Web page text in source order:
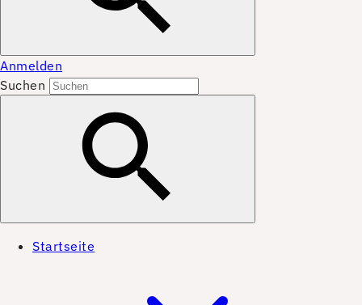
Anmelden
Suchen
Startseite